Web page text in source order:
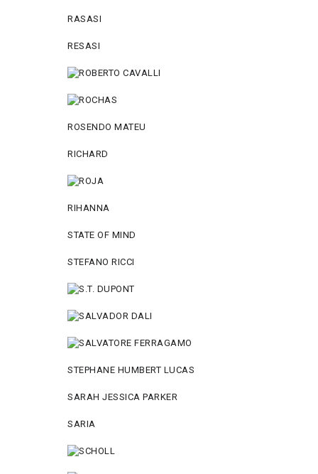
RASASI
RESASI
ROSENDO MATEU
RICHARD
RIHANNA
STATE OF MIND
STEFANO RICCI
STEPHANE HUMBERT LUCAS
SARAH JESSICA PARKER
SARIA